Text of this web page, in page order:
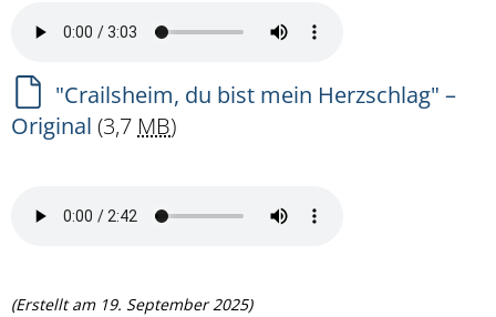
"Crailsheim, du bist mein Herzschlag" –
Original (3,7 MB)
(Erstellt am 19. September 2025)